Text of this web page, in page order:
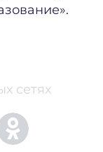
сетях